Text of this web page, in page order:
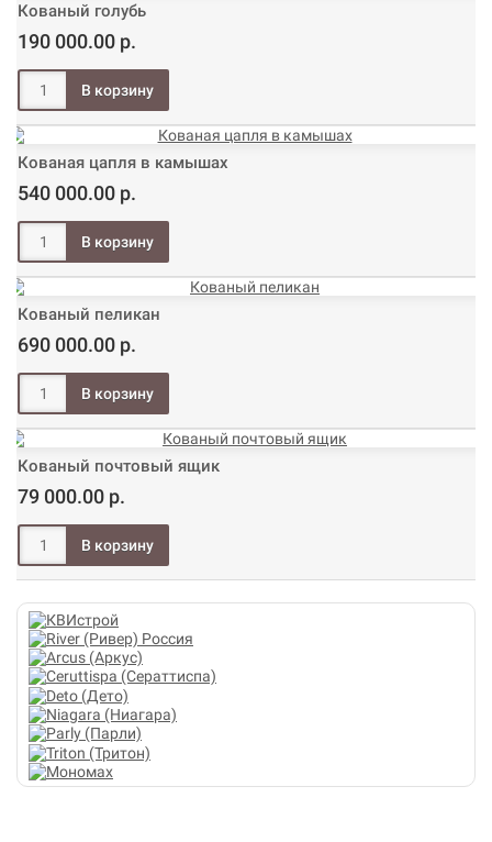
Кованый голубь
190 000.00 р.
Кованая цапля в камышах
540 000.00 р.
Кованый пеликан
690 000.00 р.
Кованый почтовый ящик
79 000.00 р.